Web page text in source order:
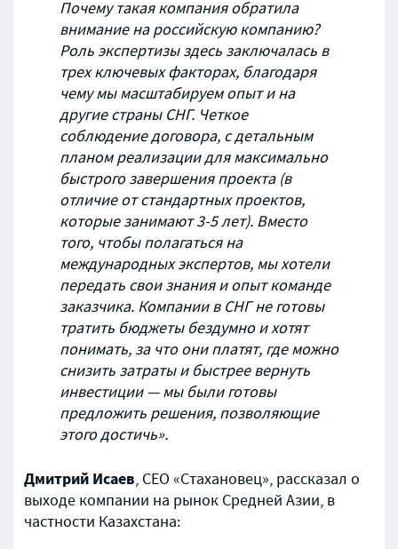
Почему такая компания обратила
внимание на российскую компанию?
Роль экспертизы здесь заключалась в
трех ключевых факторах, благодаря
чему мы масштабируем опыт и на
другие страны СНГ. Четкое
соблюдение договора, с детальным
планом реализации для максимально
быстрого завершения проекта (в
отличие от стандартных проектов,
которые занимают 3-5 лет). Вместо
того, чтобы полагаться на
международных экспертов, мы хотели
передать свои знания и опыт команде
заказчика. Компании в СНГ не готовы
тратить бюджеты бездумно и хотят
понимать, за что они платят, где можно
снизить затраты и быстрее вернуть
инвестиции — мы были готовы
предложить решения, позволяющие
этого достичь».
Дмитрий Исаев, СЕО «Стахановец», рассказал о
выходе компании на рынок Средней Азии, в
частности Казахстана: